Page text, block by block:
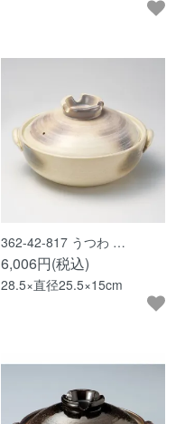
362-42-817 うつわ …
6,006円(税込)
28.5×直径25.5×15cm